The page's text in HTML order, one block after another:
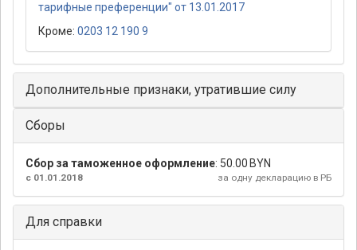
тарифные преференции" от 13.01.2017
Кроме: 0203 12 190 9
Дополнительные признаки, утратившие силу
Сборы
Сбор за таможенное оформление: 50.00 BYN
за одну декларацию в РБ
с 01.01.2018
Для справки